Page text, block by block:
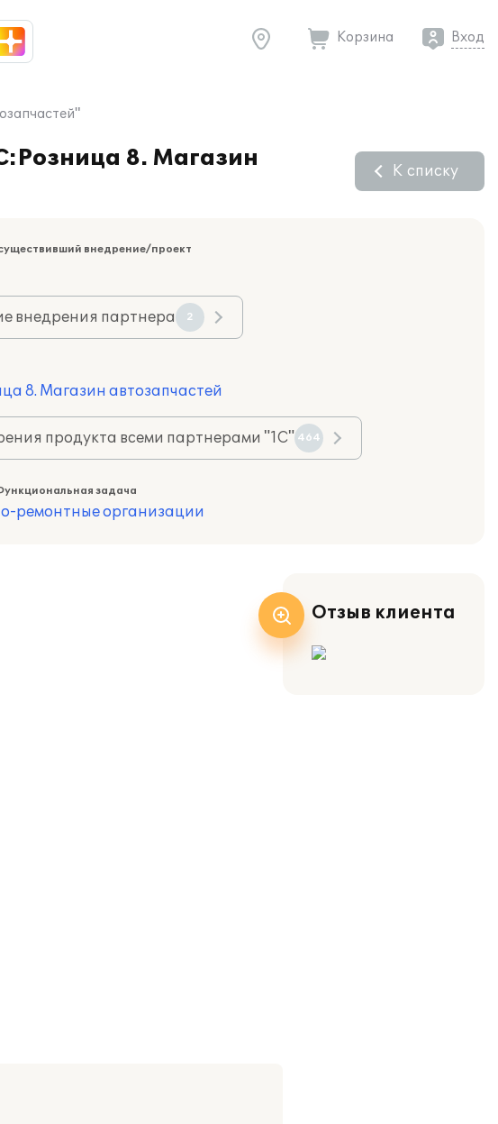
Корзина Вход
8. Магазин
К списку
внедрение/проект
внедрения партнера 2
8. Магазин автозапчастей
продукта всеми партнерами "1С" 464
задача
ремонтные организации
Отзыв клиента